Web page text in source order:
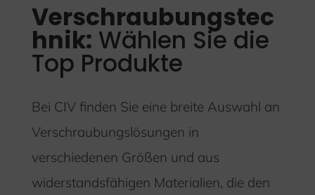
Verschraubungstec
hnik: Wählen Sie die
Top Produkte
Bei CIV finden Sie eine breite Auswahl an
Verschraubungslösungen in
verschiedenen Größen und aus
widerstandsfähigen Materialien, die den